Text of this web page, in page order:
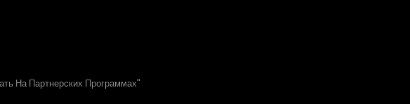
На Партнерских Программах"